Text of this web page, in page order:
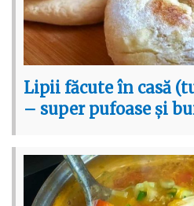
Lipii făcute în casă
– super pufoase și